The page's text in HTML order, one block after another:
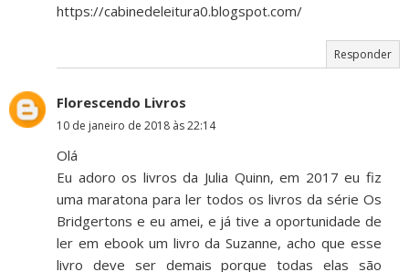
https://cabinedeleitura0.blogspot.com/
Responder
Florescendo Livros
10 de janeiro de 2018 às 22:14
Olá
Eu adoro os livros da Julia Quinn, em 2017 eu fiz
uma maratona para ler todos os livros da série Os
Bridgertons e eu amei, e já tive a oportunidade de
ler em ebook um livro da Suzanne, acho que esse
livro deve ser demais porque todas elas são